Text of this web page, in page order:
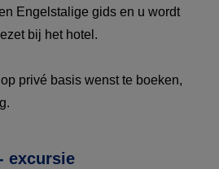
Engelstalige gids en u wordt
bij het hotel.
privé basis wenst te boeken,
excursie